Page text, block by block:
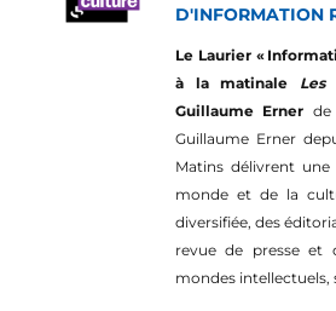
D'INFORMATION
Le Laurier «
à la matinale
Les
Guillaume Erner
Guillaume Erner
Matins délivrent
monde et de la
diversifiée, des
revue de presse et
mondes intellectuels,